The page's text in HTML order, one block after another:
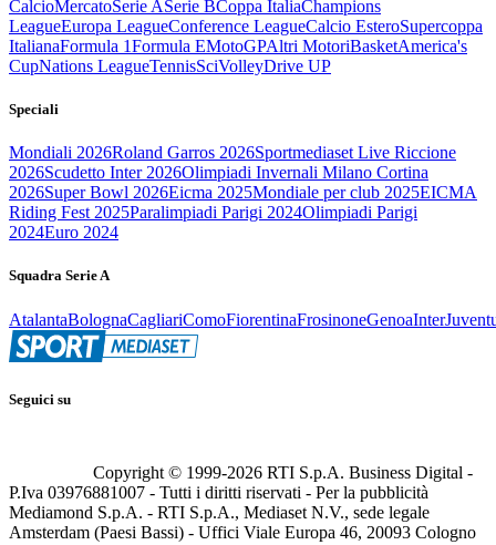
CalcioMercatoSerie ASerie BCoppa ItaliaChampions
LeagueEuropa LeagueConference LeagueCalcio EsteroSupercoppa
ItalianaFormula 1Formula EMotoGPAltri MotoriBasketAmerica's
CupNations LeagueTennisSciVolleyDrive UP
Speciali
Mondiali 2026Roland Garros 2026Sportmediaset Live Riccione
2026Scudetto Inter 2026Olimpiadi Invernali Milano Cortina
2026Super Bowl 2026Eicma 2025Mondiale per club 2025EICMA
Riding Fest 2025Paralimpiadi Parigi 2024Olimpiadi Parigi
2024Euro 2024
Squadra Serie A
AtalantaBolognaCagliariComoFiorentinaFrosinoneGenoaInter
Seguici su
Copyright © 1999-2026 RTI S.p.A. Business Digital -
P.Iva 03976881007 - Tutti i diritti riservati - Per la pubblicità
Mediamond S.p.A. - RTI S.p.A., Mediaset N.V., sede legale
Amsterdam (Paesi Bassi) - Uffici Viale Europa 46, 20093 Cologno